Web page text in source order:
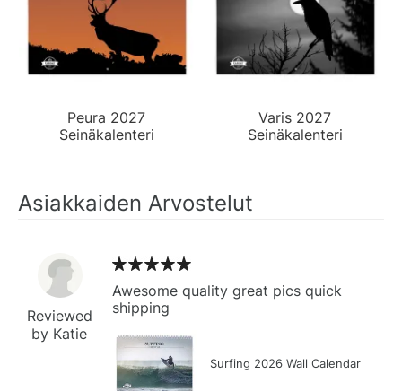
Peura 2027
Seinäkalenteri
Varis 2027
Seinäkalenteri
Asiakkaiden Arvostelut
Reviewed
by Katie
Awesome quality great pics quick
shipping
Surfing 2026 Wall Calendar